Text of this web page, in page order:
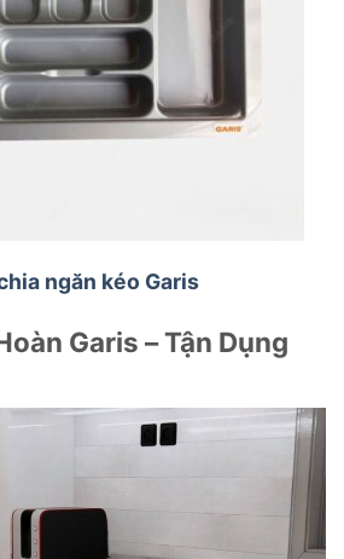
ngăn kéo Garis
Garis – Tận Dụng